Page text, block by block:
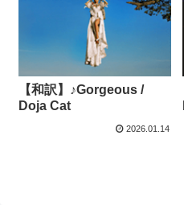
【和訳】♪Gorgeous /
Doja Cat
2026.01.14